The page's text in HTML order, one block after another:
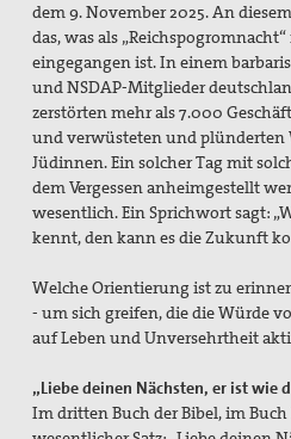
dem 9. November 2025. An
das, was als
eingegangen ist. In einem
und NSDAP-Mitglieder
zerstörten mehr als 7.000
und verwüsteten und
Jüdinnen. Ein solcher Tag mit
dem Vergessen anheimgestellt
wesentlich. Ein Sprichwort sagt:
kennt, den kann es die Zukunft
Welche Orientierung ist zu
- um sich greifen, die die Würde
auf Leben und Unversehrtheit
„Liebe deinen Nächsten, er ist wie
Im dritten Buch der Bibel, im